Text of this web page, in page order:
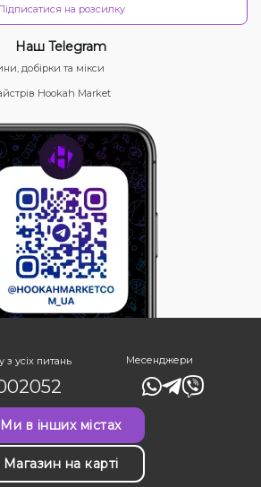
на розсилку
Наш Telegram
добірки та мікси
Hookah Market
усіх питань Месенджери
Ми в інших містах
Магазин на карті